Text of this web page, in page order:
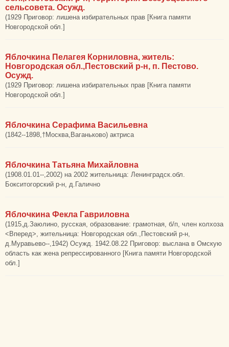
сельсовета. Осужд.
(1929 Приговор: лишена избирательных прав [Книга памяти
Новгородской обл.]
Яблочкина Пелагея Корниловна, житель:
Новгородская обл.,Пестовский р-н, п. Пестово.
Осужд.
(1929 Приговор: лишена избирательных прав [Книга памяти
Новгородской обл.]
Яблочкина Серафима Васильевна
(1842--1898,†Москва,Ваганьково) актриса
Яблочкина Татьяна Михайловна
(1908.01.01--,2002) на 2002 жительница: Ленинградск.обл.
Бокситогорский р-н, д.Галично
Яблочкина Фекла Гавриловна
(1915,д.Заюлино, русская, образование: грамотная, б/п, член колхоза
<Вперед>, жительница: Новгородская обл.,Пестовский р-н,
д.Муравьево--,1942) Осужд. 1942.08.22 Приговор: выслана в Омскую
область как жена репрессированного [Книга памяти Новгородской
обл.]